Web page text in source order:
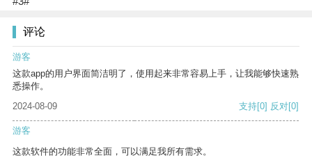
评论
游客
这款app的用户界面简洁明了，使用起来非常容易上手，让我能够快速熟
悉操作。
2024-08-09
支持[0] 反对[0]
游客
这款软件的功能非常全面，可以满足我所有需求。